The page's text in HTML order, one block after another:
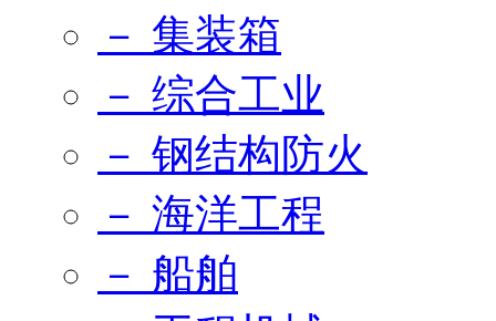
－ 集装箱
－ 综合工业
－ 钢结构防火
－ 海洋工程
－ 船舶